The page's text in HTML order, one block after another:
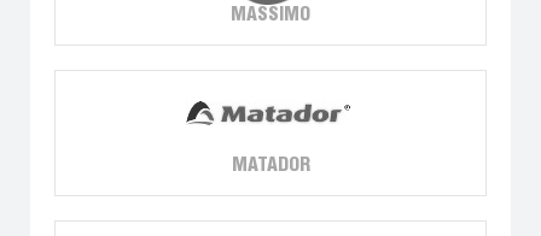
MASSIMO
MATADOR